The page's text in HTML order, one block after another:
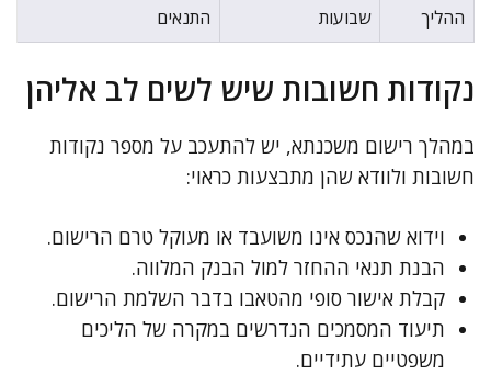
ההליך
שבועות
התנאים
נקודות חשובות שיש לשים לב אליהן
במהלך רישום משכנתא, יש להתעכב על מספר נקודות
חשובות ולוודא שהן מתבצעות כראוי:
וידוא שהנכס אינו משועבד או מעוקל טרם הרישום.
הבנת תנאי ההחזר למול הבנק המלווה.
קבלת אישור סופי מהטאבו בדבר השלמת הרישום.
תיעוד המסמכים הנדרשים במקרה של הליכים
משפטיים עתידיים.